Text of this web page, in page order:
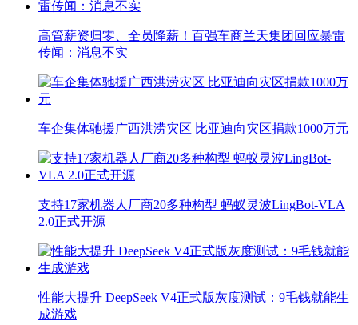
高管薪资归零、全员降薪！百强车商兰天集团回应暴雷
传闻：消息不实
车企集体驰援广西洪涝灾区 比亚迪向灾区捐款1000万元
支持17家机器人厂商20多种构型 蚂蚁灵波LingBot-VLA
2.0正式开源
性能大提升 DeepSeek V4正式版灰度测试：9毛钱就能生
成游戏